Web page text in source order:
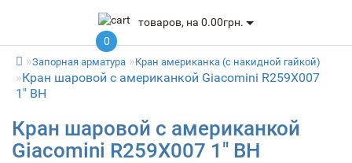
0
товаров, на 0.00грн.
Запорная арматура Кран американка (с накидной гайкой)
Кран шаровой с американкой Giacomini R259X007
1" ВН
Кран шаровой с американкой
Giacomini R259X007 1" ВН